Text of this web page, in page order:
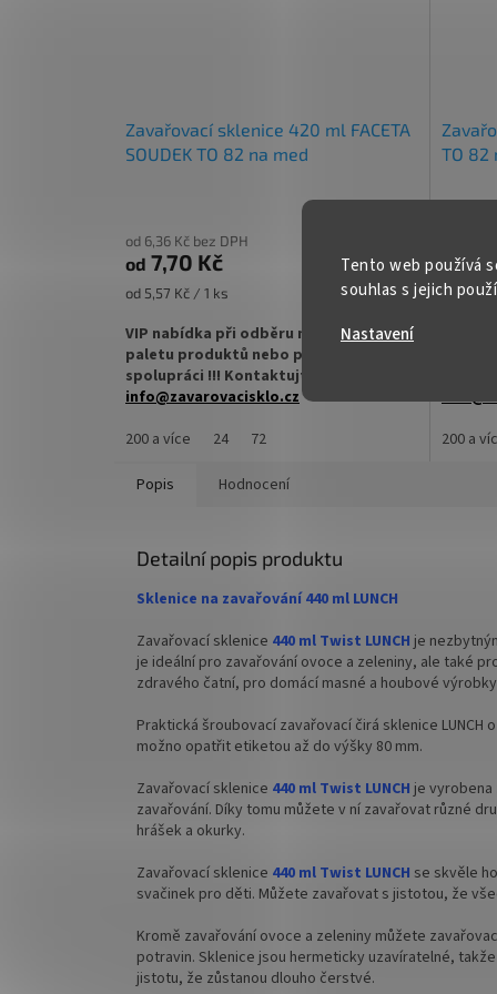
Tento web používá
souhlas s jejich
Nastavení
Zavařovací sklenice 420 ml FACETA
SOUDEK TO 82 na med
od 6,36 Kč bez DPH
od 7,70 Kč
Měrná
od 5,57 Kč / 1 ks
DETAIL
VIP nabídka při odběru nad jednu
paletu produktů nebo pravidelné
spolupráci !!! Kontaktujte nás :
info@zavarovacisklo.cz
Zavařovací sklenice 420 ml Twist Off TO 82
pesto, ovoce nebo nakládanou zeleninu.
✅ Twist Off šroubový uzávěr uzavřete
rukou
✅ Různá víčka TO 82 ke sklenici objednejte
ZDE
✅ Jako dělaná pro paštiky, maso, zeleninu,
✅ Paletu za výhodnější cenu
200 a více 24 72
TO 82
od
Měrná
od 5,83
✅
polévky
200 a
Popis Hodnocení
Detailní popis produktu
Sklenice na zavařování 440 ml LUNCH
Zavařovací sklenice 440 ml Twist LUNCH je
je ideální pro zavařování ovoce a zeleniny, ale také
zdravého čatní, pro domácí masné a houbové
Praktická šroubovací zavařovací čirá sklenice
možno opatřit etiketou až do výšky 80 mm.
Zavařovací sklenice 440 ml Twist LUNCH je
zavařování. Díky tomu můžete v ní zavařovat různé
hrášek a okurky.
Zavařovací sklenice 440 ml Twist LUNCH se skvěle
svačinek pro děti. Můžete zavařovat s jistotou, že
Kromě zavařování ovoce a zeleniny můžete
potravin. Sklenice jsou hermeticky uzavíratelné,
jistotu, že zůstanou dlouho čerstvé.